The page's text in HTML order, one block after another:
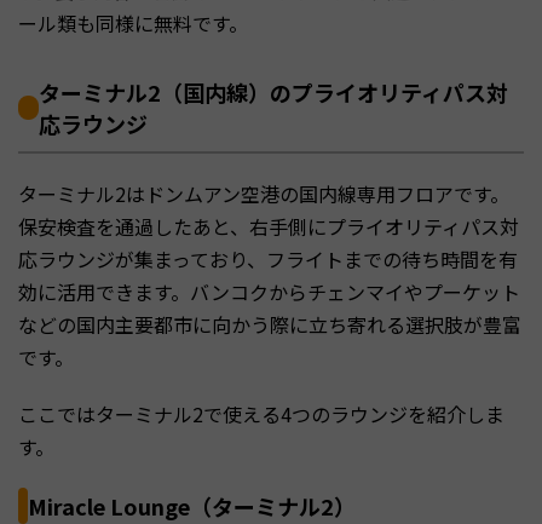
ール類も同様に無料です。
ターミナル2（国内線）のプライオリティパス対
応ラウンジ
ターミナル2はドンムアン空港の国内線専用フロアです。
保安検査を通過したあと、右手側にプライオリティパス対
応ラウンジが集まっており、フライトまでの待ち時間を有
効に活用できます。バンコクからチェンマイやプーケット
などの国内主要都市に向かう際に立ち寄れる選択肢が豊富
です。
ここではターミナル2で使える4つのラウンジを紹介しま
す。
Miracle Lounge（ターミナル2）